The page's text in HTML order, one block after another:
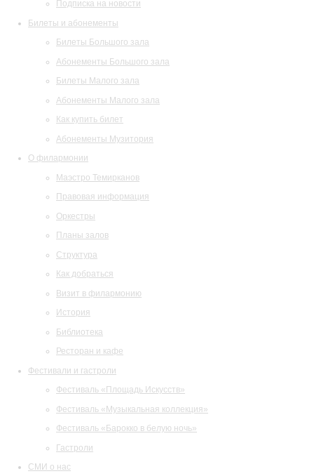
Подписка на новости
Билеты и абонементы
Билеты Большого зала
Абонементы Большого зала
Билеты Малого зала
Абонементы Малого зала
Как купить билет
Абонементы Музитория
О филармонии
Маэстро Темирканов
Правовая информация
Оркестры
Планы залов
Структура
Как добраться
Визит в филармонию
История
Библиотека
Ресторан и кафе
Фестивали и гастроли
Фестиваль «Площадь Искусств»
Фестиваль «Музыкальная коллекция»
Фестиваль «Барокко в белую ночь»
Гастроли
СМИ о нас